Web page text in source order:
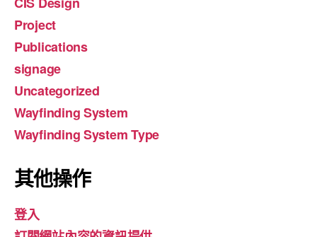
Project
Publications
signage
Uncategorized
Wayfinding System
Wayfinding System Type
其他操作
登入